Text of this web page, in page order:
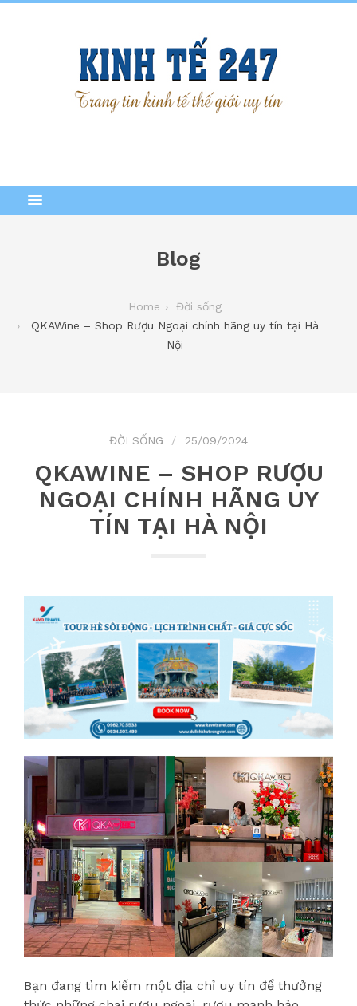
Blog
Home
Đời sống
QKAWine – Shop Rượu Ngoại chính hãng uy tín tại Hà
Nội
ĐỜI SỐNG 25/09/2024
QKAWINE – SHOP RƯỢU
NGOẠI CHÍNH HÃNG UY
TÍN TẠI HÀ NỘI
Bạn đang tìm kiếm một địa chỉ uy tín để thưởng